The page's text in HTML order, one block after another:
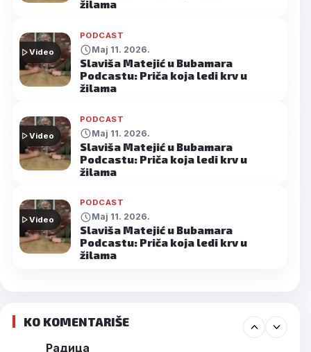
žilama
Video
PODCAST
Maj 11. 2026.
Slaviša Matejić u Bubamara
Podcastu: Priča koja ledi krv u
žilama
Video
PODCAST
Maj 11. 2026.
Slaviša Matejić u Bubamara
Podcastu: Priča koja ledi krv u
žilama
Video
PODCAST
Maj 11. 2026.
Slaviša Matejić u Bubamara
Podcastu: Priča koja ledi krv u
žilama
KO KOMENTARIŠE
Радица